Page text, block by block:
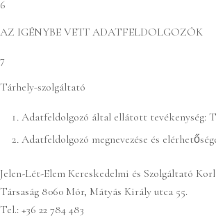
6
AZ IGÉNYBE VETT ADATFELDOLGOZÓK
7
Tárhely-szolgáltató
Adatfeldolgozó által ellátott tevékenység:
Adatfeldolgozó megnevezése és
Jelen-Lét-Elem Kereskedelmi és Szolgáltató
Társaság 8060 Mór, Mátyás Király utca 55.
Tel.: +36 22 784 483